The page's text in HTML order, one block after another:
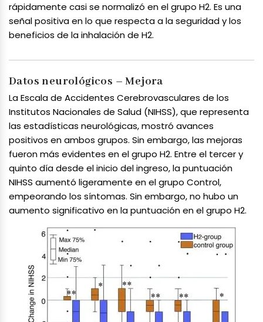
rápidamente casi se normalizó en el grupo H2. Es una
señal positiva en lo que respecta a la seguridad y los
beneficios de la inhalación de H2.
Datos neurológicos – Mejora
La Escala de Accidentes Cerebrovasculares de los
Institutos Nacionales de Salud (NIHSS), que representa
las estadísticas neurológicas, mostró avances
positivos en ambos grupos. Sin embargo, las mejoras
fueron más evidentes en el grupo H2. Entre el tercer y
quinto día desde el inicio del ingreso, la puntuación
NIHSS aumentó ligeramente en el grupo Control,
empeorando los síntomas. Sin embargo, no hubo un
aumento significativo en la puntuación en el grupo H2.